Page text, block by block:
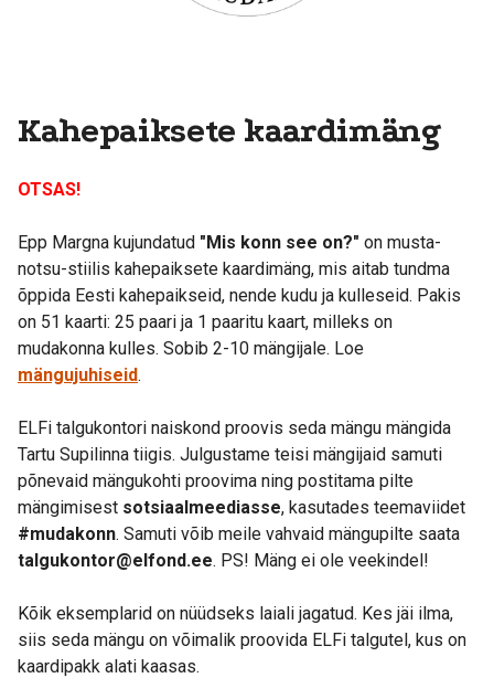
Kahepaiksete kaardimäng
OTSAS!
Epp Margna kujundatud "Mis konn see on?" on musta-
notsu-stiilis kahepaiksete kaardimäng, mis aitab tundma
õppida Eesti kahepaikseid, nende kudu ja kulleseid. Pakis
on 51 kaarti: 25 paari ja 1 paaritu kaart, milleks on
mudakonna kulles. Sobib 2-10 mängijale. Loe
mängujuhiseid.
ELFi talgukontori naiskond proovis seda mängu mängida
Tartu Supilinna tiigis. Julgustame teisi mängijaid samuti
põnevaid mängukohti proovima ning postitama pilte
mängimisest sotsiaalmeediasse, kasutades teemaviidet
#mudakonn. Samuti võib meile vahvaid mängupilte saata
talgukontor@elfond.ee. PS! Mäng ei ole veekindel!
Kõik eksemplarid on nüüdseks laiali jagatud. Kes jäi ilma,
siis seda mängu on võimalik proovida ELFi talgutel, kus on
kaardipakk alati kaasas.